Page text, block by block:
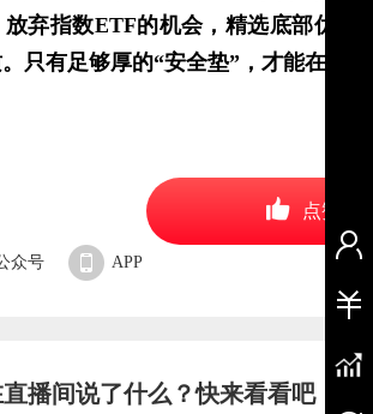
弃指数ETF的机会，精选底部优质
只有足够厚的“安全垫”，才能在潜
点赞
众号 APP
播间说了什么？快来看看吧